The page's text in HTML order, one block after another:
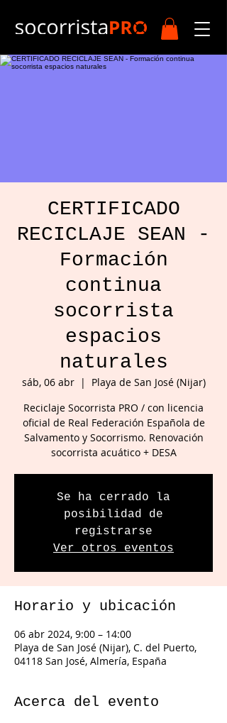
CERTIFICADO
RECICLAJE SEAN -
Formación
continua
socorrista
espacios
naturales
sáb, 06 abr
  |
Playa de San José (Nijar)
Reciclaje Socorrista PRO / con licencia
oficial de Real Federación Española de
Salvamento y Socorrismo. Renovación
socorrista acuático + DESA
Se ha cerrado la
posibilidad de
registrarse
Ver otros eventos
Horario y ubicación
06 abr 2024, 9:00 – 14:00
Playa de San José (Nijar), C. del Puerto,
04118 San José, Almería, España
Acerca del evento